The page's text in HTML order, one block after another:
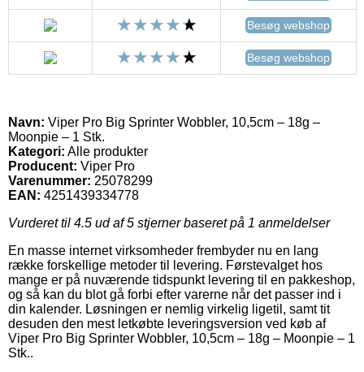
Besøg webshop
Besøg webshop
Navn: Viper Pro Big Sprinter Wobbler, 10,5cm – 18g –
Moonpie – 1 Stk.
Kategori: Alle produkter
Producent: Viper Pro
Varenummer: 25078299
EAN: 4251439334778
Vurderet til 4.5 ud af 5 stjerner baseret på 1 anmeldelser
En masse internet virksomheder frembyder nu en lang
række forskellige metoder til levering. Førstevalget hos
mange er på nuværende tidspunkt levering til en pakkeshop,
og så kan du blot gå forbi efter varerne når det passer ind i
din kalender. Løsningen er nemlig virkelig ligetil, samt tit
desuden den mest letkøbte leveringsversion ved køb af
Viper Pro Big Sprinter Wobbler, 10,5cm – 18g – Moonpie – 1
Stk..